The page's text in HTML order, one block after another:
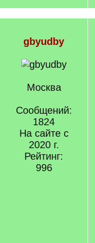
gbyudby
Москва
Сообщений:
1824
На сайте с
2020 г.
Рейтинг:
996